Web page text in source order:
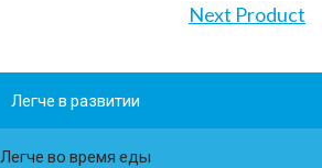
Next Product
Легче в развитии
Легче во время еды